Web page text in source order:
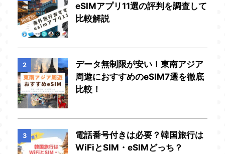
eSIMアプリ11選の評判を調査して
比較解説
2
データ無制限が安い！東南アジア
周遊におすすめのeSIM7選を徹底
比較！
3
電話番号付きは必要？韓国旅行は
WiFiとSIM・eSIMどっち？